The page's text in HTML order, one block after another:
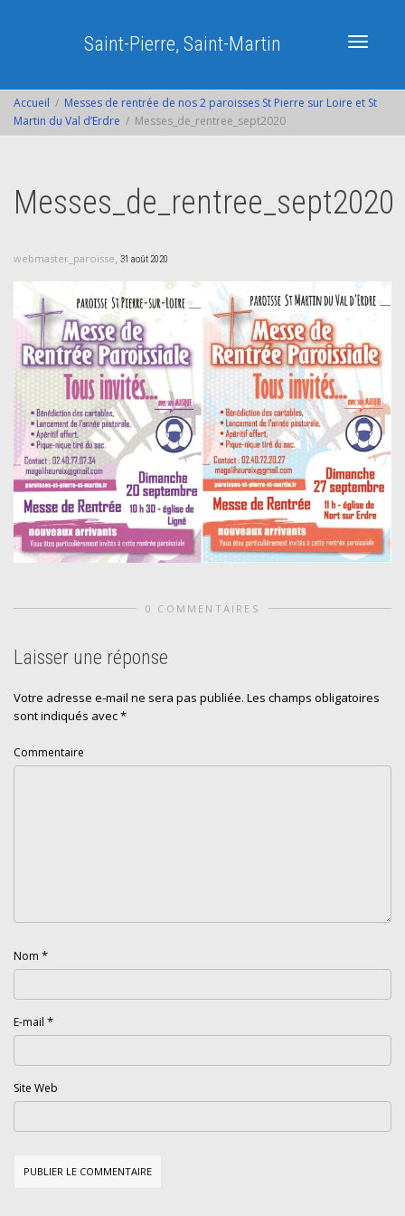
Saint-Pierre, Saint-Martin
Accueil
Messes de rentrée de nos 2 paroisses St Pierre sur Loire et St
Martin du Val d’Erdre
Messes_de_rentree_sept2020
Messes_de_rentree_sept2020
webmaster_paroisse, 31 août 2020
0 COMMENTAIRES
Laisser une réponse
Votre adresse e-mail ne sera pas publiée. Les champs obligatoires
sont indiqués avec*
Commentaire
Nom *
E-mail *
Site Web